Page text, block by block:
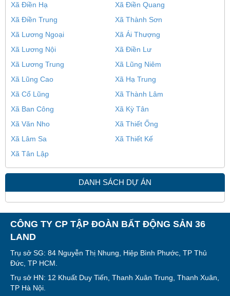
Xã Điền Hạ
Xã Điền Quang
Xã Điền Trung
Xã Thành Sơn
Xã Lương Ngoại
Xã Ái Thượng
Xã Lương Nội
Xã Điền Lư
Xã Lương Trung
Xã Lũng Niêm
Xã Lũng Cao
Xã Hạ Trung
Xã Cổ Lũng
Xã Thành Lâm
Xã Ban Công
Xã Kỳ Tân
Xã Văn Nho
Xã Thiết Ống
Xã Lâm Sa
Xã Thiết Kế
Xã Tân Lập
DANH SÁCH DỰ ÁN
CÔNG TY CP TẬP ĐOÀN BẤT ĐỘNG SẢN 36
LAND
Trụ sở SG: 84 Nguyễn Thị Nhung, Hiệp Bình Phước, TP Thủ
Đức, TP HCM.
Trụ sở HN: 12 Khuất Duy Tiến, Thanh Xuân Trung, Thanh Xuân,
TP Hà Nội.